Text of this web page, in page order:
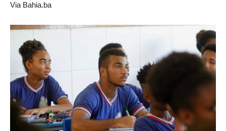
Via Bahia.ba